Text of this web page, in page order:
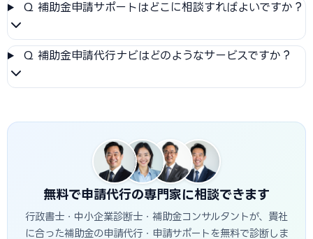
Q 補助金申請サポートはどこに相談すればよいですか？
Q 補助金申請代行ナビはどのようなサービスですか？
無料で申請代行の専門家に相談できます
行政書士・中小企業診断士・補助金コンサルタントが、貴社
に合った補助金の申請代行・申請サポートを無料で診断しま